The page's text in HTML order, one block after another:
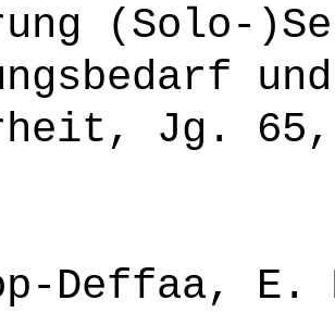
(Solo-
Jg.
Deffaa, E.